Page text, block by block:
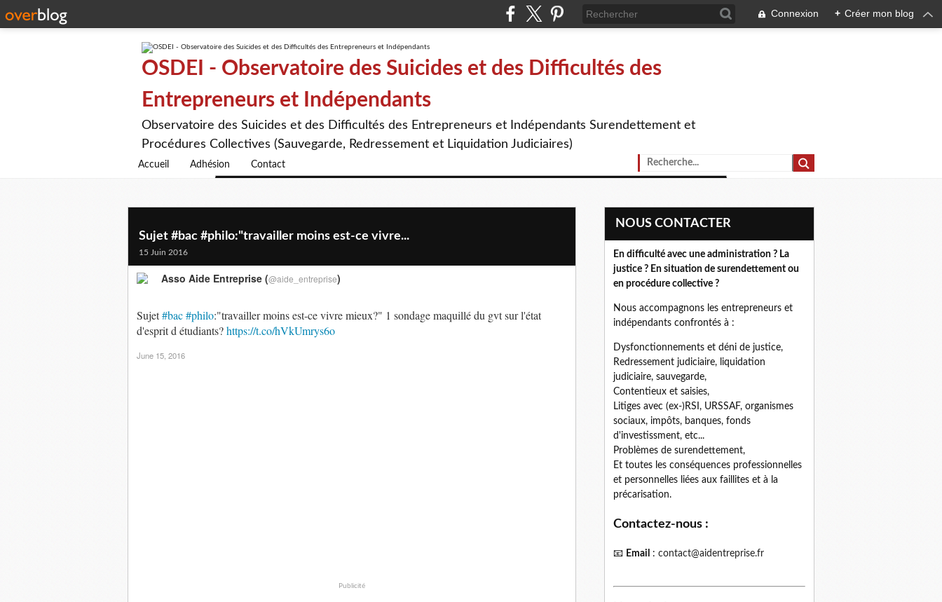
Connexion + Créer mon blog
OSDEI - Observatoire des Suicides et des Difficultés des
Entrepreneurs et Indépendants
Observatoire des Suicides et des Difficultés des Entrepreneurs et Indépendants Surendettement et
Procédures Collectives (Sauvegarde, Redressement et Liquidation Judiciaires)
Accueil Adhésion Contact
Sujet #bac #philo:"travailler moins est-ce vivre...
15 Juin 2016
Sujet#bac#philo:"travailler moins est-ce vivre mieux?" 1 sondage maquillé du gvt sur l'état
d'esprit d étudiants?https://t.co/hVkUmrys6o
Asso Aide Entreprise (@aide_entreprise)
June 15, 2016
Publicité
NOUS CONTACTER
En difficulté avec une administration ? La
justice ? En situation de surendettement ou
en procédure collective ?
Nous accompagnons les entrepreneurs et
indépendants confrontés à :
Dysfonctionnements et déni de justice,
Redressement judiciaire, liquidation
judiciaire, sauvegarde,
Contentieux et saisies,
Litiges avec (ex-)RSI, URSSAF, organismes
sociaux, impôts, banques, fonds
d'investissment, etc...
Problèmes de surendettement,
Et toutes les conséquences professionnelles
et personnelles liées aux faillites et à la
précarisation.
Contactez-nous :
📧 Email : contact@aidentreprise.fr